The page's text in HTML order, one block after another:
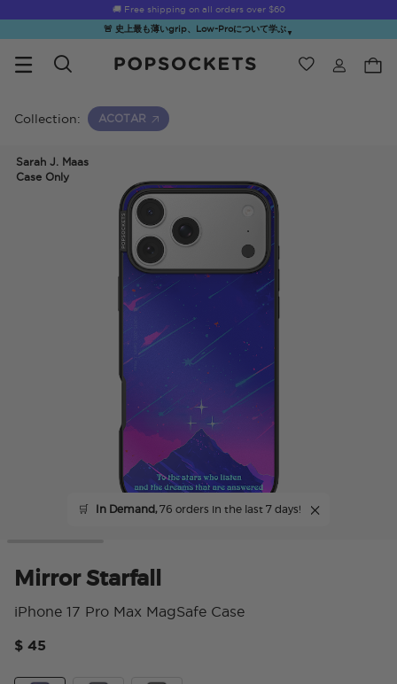
Summer Sendoff Sale is on 🚨 Up to 60% off
🚨 史上最も薄いgrip、Low-Proについて学ぶ ▼
ウィッシュ
Hello Kitty®
and Friends
Collection: ACOTAR
Sarah J. Maas
Case Only
🛒 In Demand,76 orders in the last 7 days!
Mirror Starfall
iPhone 17 Pro Max MagSafe Case
$ 45